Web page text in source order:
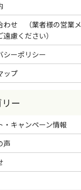
わせ （業者様の営業メ
慮ください）
シーポリシー
ップ
・キャンペーン情報
声